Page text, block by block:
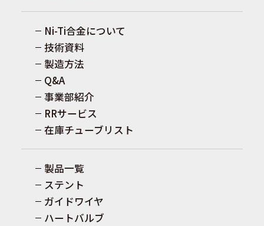
Ni-Ti合金について
技術資料
製造方法
Q&A
事業部紹介
RRサービス
在庫チューブリスト
製品一覧
ステント
ガイドワイヤ
ハートバルブ